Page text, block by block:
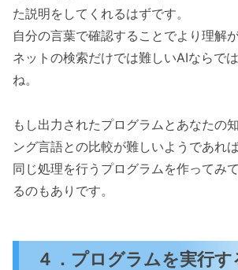
た説明をしてくれるはずです。
自分の言葉で確認することでより理解
ネットの検索だけでは難しいAIならで
ね。
もし出力されたプログラムとあなたの
ング言語との比較が難しいようであ
同じ処理を行うプログラムを作ってみ
るのもありです。
４．プログラムを実行す